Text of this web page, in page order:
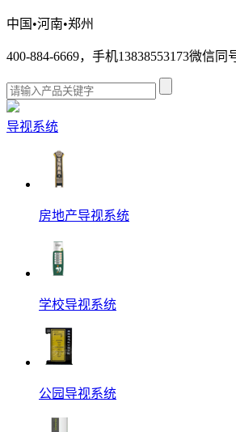
中国•河南•郑州
400-884-6669，手机13838553173微信同
导视系统
房地产导视系统
学校导视系统
公园导视系统